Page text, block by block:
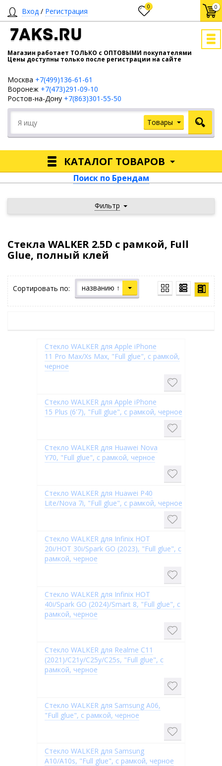
Вход / Регистрация 0 0
7AKS.RU
Магазин работает ТОЛЬКО с ОПТОВЫМИ покупателями
Цены доступны только после регистрации на сайте
Москва +7(499)136-61-61
Воронеж +7(473)291-09-10
Ростов-на-Дону +7(863)301-55-50
Товары
КАТАЛОГ ТОВАРОВ
Поиск по Брендам
Фильтр
Стекла WALKER 2.5D с рамкой, Full
Glue, полный клей
Сортировать по: названию ↑
Стекло WALKER для Apple iPhone
11 Pro Max/Xs Max, "Full glue", с рамкой,
черное
Стекло WALKER для Apple iPhone
15 Plus (6'7), "Full glue", с рамкой, черное
Стекло WALKER для Huawei Nova
Y70, "Full glue", с рамкой, черное
Стекло WALKER для Huawei P40
Lite/Nova 7i, "Full glue", с рамкой, черное
Стекло WALKER для Infinix HOT
20i/HOT 30i/Spark GO (2023), "Full glue", с
рамкой, черное
Стекло WALKER для Infinix HOT
40i/Spark GO (2024)/Smart 8, "Full glue", с
рамкой, черное
Стекло WALKER для Realme C11
(2021)/C21y/C25y/C25s, "Full glue", с
рамкой, черное
Стекло WALKER для Samsung A06,
"Full glue", с рамкой, черное
Стекло WALKER для Samsung
A10/A10s, "Full glue", с рамкой, черное